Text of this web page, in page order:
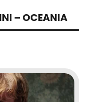
– OCEANIA